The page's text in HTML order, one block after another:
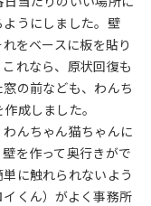
うにしました。壁
をベースに板を貼り
れなら、原状回復も
の前なども、わんち
成しました。
んちゃん猫ちゃんに
を作って奥行きがで
に触れられないよう
くん）がよく事務所